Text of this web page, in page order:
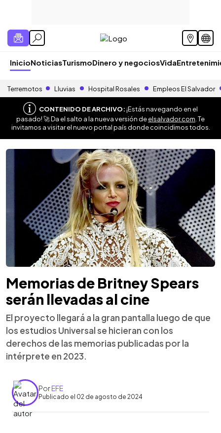
InicioNoticiasTurismoDinero y negociosVida
Terremotos Lluvias Hospital Rosales Empleos El Salvador
CONTENIDO DE ARCHIVO:¡Estás navegando en el
pasado! 🚀 Da el salto a la nueva versión deelsalvador.com . Te
invitamos a visitar el nuevo portal país donde coincidimos todos.
Memorias de Britney Spears
serán llevadas al cine
El proyecto llegará a la gran pantalla luego de que
los estudios Universal se hicieran con los
derechos de las memorias publicadas por la
intérprete en 2023.
PorEFE
Publicado el 02 de agosto de 2024